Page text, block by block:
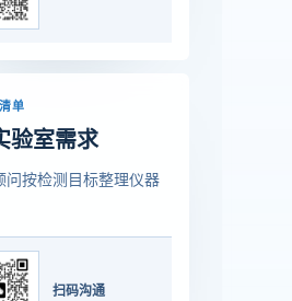
单
验室需求
问按检测目标整理仪器
扫码沟通